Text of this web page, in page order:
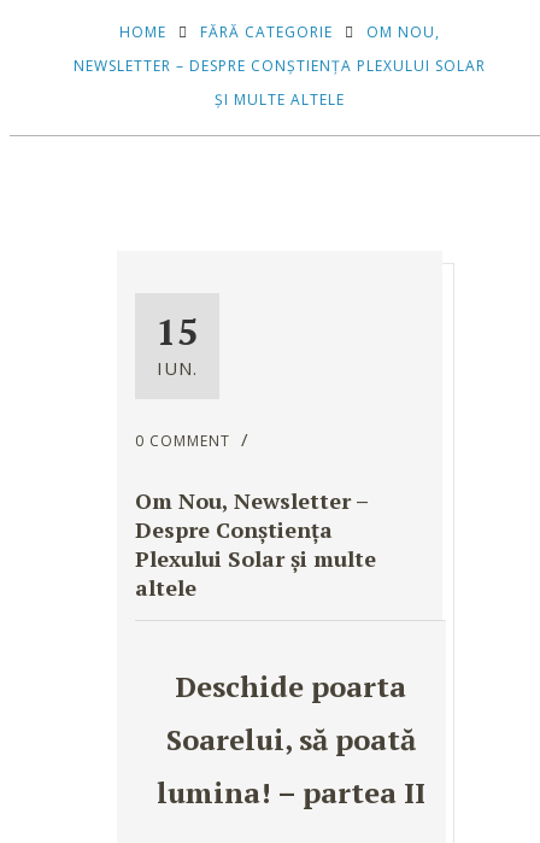
HOME FĂRĂ CATEGORIE
OM NOU,
NEWSLETTER – DESPRE CONȘTIENȚA PLEXULUI SOLAR
ȘI MULTE ALTELE
15
IUN.
0 COMMENT
Om Nou, Newsletter –
Despre Conștiența
Plexului Solar și multe
altele
Deschide poarta
Soarelui, să poată
lumina! – partea II